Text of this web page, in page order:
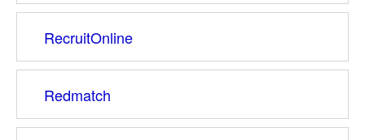
RecruitOnline
Redmatch